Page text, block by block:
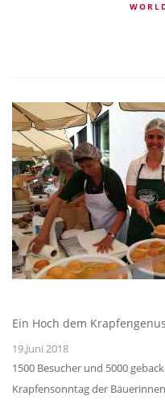
Ein Hoch dem
19.Juni 2018
1500 Besucher und 5000
Krapfensonntag der